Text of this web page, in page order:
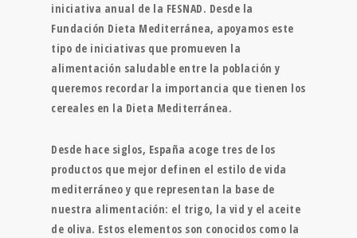
iniciativa anual de la FESNAD. Desde la
Fundación Dieta Mediterránea, apoyamos este
tipo de iniciativas que promueven la
alimentación saludable entre la población y
queremos recordar la importancia que tienen los
cereales en la Dieta Mediterránea.
Desde hace siglos, España acoge tres de los
productos que mejor definen el estilo de vida
mediterráneo y que representan la base de
nuestra alimentación: el trigo, la vid y el aceite
de oliva. Estos elementos son conocidos como la